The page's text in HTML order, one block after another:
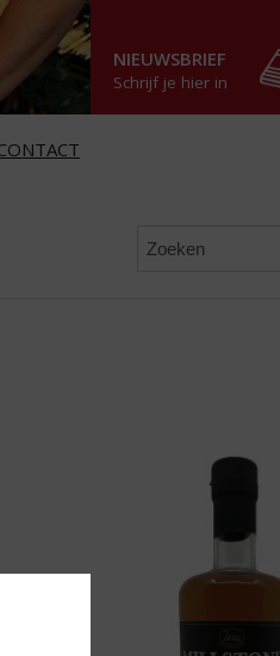
NIEUWSBRIEF
Schrijf je hier in